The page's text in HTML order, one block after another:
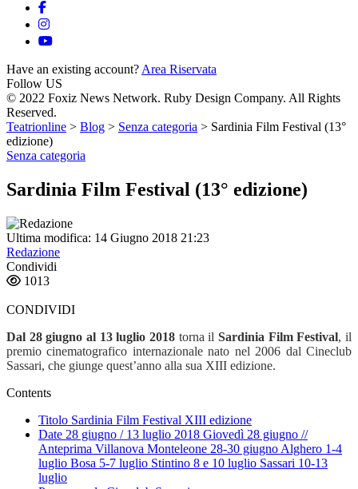
Have an existing account? Area Riservata
Follow US
© 2022 Foxiz News Network. Ruby Design Company. All Rights
Reserved.
Teatrionline > Blog > Senza categoria > Sardinia Film Festival (13°
edizione)
Senza categoria
Sardinia Film Festival (13° edizione)
Ultima modifica: 14 Giugno 2018 21:23
Redazione
Condividi
1013
CONDIVIDI
Dal 28 giugno al 13 luglio 2018 torna il Sardinia Film Festival, il
premio cinematografico internazionale nato nel 2006 dal Cineclub
Sassari, che giunge quest’anno alla sua XIII edizione.
Contents
Titolo Sardinia Film Festival XIII edizione
Date 28 giugno / 13 luglio 2018 Giovedì 28 giugno //
Anteprima Villanova Monteleone 28-30 giugno Alghero 1-4
luglio Bosa 5-7 luglio Stintino 8 e 10 luglio Sassari 10-13
luglio